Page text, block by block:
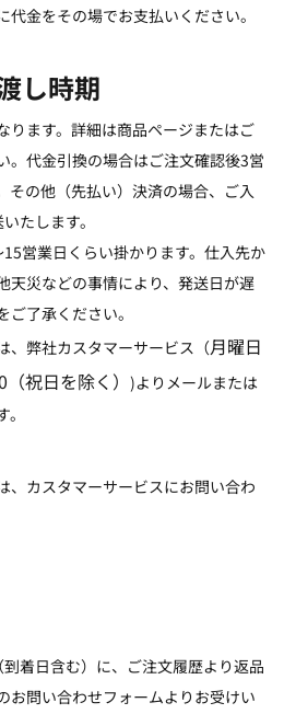
金をその場でお支払いください。
し時期
ります。詳細は商品ページまたはご
。代金引換の場合はご注文確認後3営
その他（先払い）決済の場合、ご入
たします。
営業日くらい掛かります。仕入先か
天災などの事情により、発送日が遅
了承ください。
、弊社カスタマーサービス（月曜日
祝日を除く） )よりメールまたは
、カスタマーサービスにお問い合わ
着日含む）に、ご注文履歴より返品
お問い合わせフォームよりお受けい